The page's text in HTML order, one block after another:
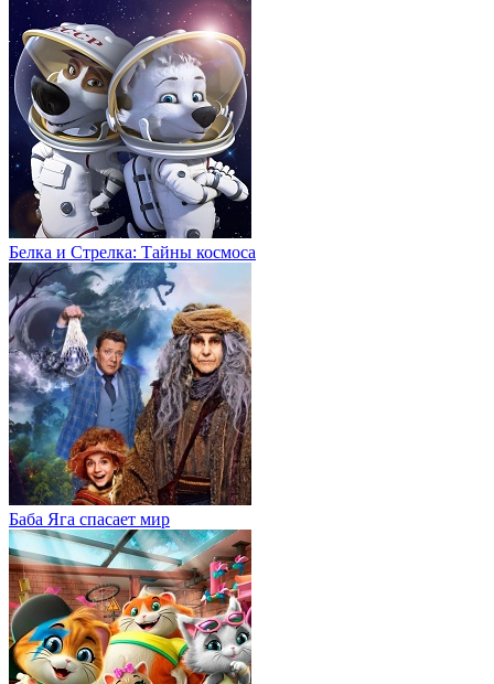
Белка и Стрелка: Тайны космоса
Баба Яга спасает мир